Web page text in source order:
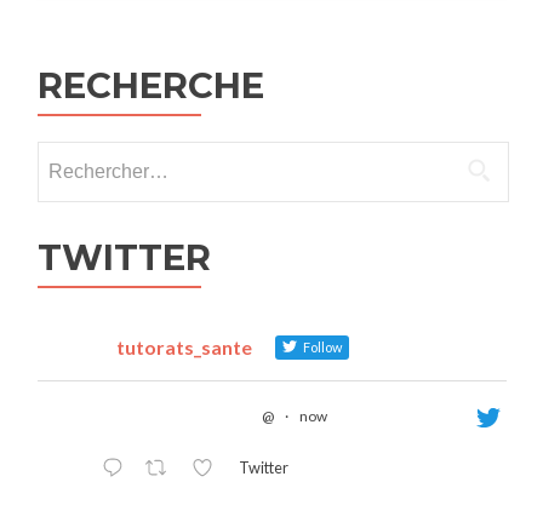
RECHERCHE
TWITTER
tutorats_sante Follow
@ · now
Twitter